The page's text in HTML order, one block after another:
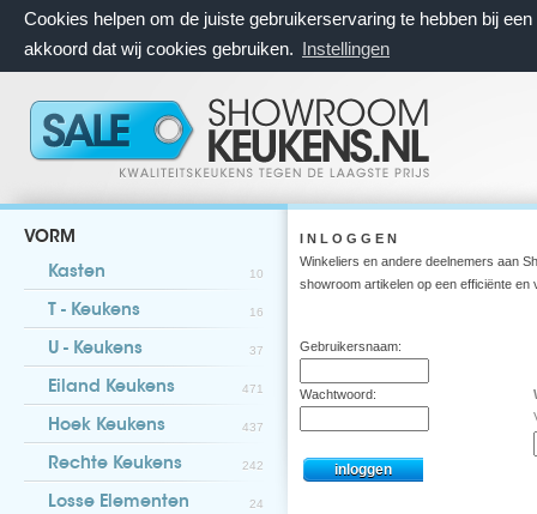
Cookies helpen om de juiste gebruikerservaring te hebben bij
akkoord dat wij cookies gebruiken. Instellingen
VORM
Kasten 10
T - Keukens 16
U - Keukens 37
Eiland Keukens 471
Hoek Keukens 437
Rechte Keukens 242
Losse Elementen 24
I N L O G G E N
Winkeliers en andere deelnemers aan
showroom artikelen op een efficiënte
Gebruikersnaam:
Wachtwoord: